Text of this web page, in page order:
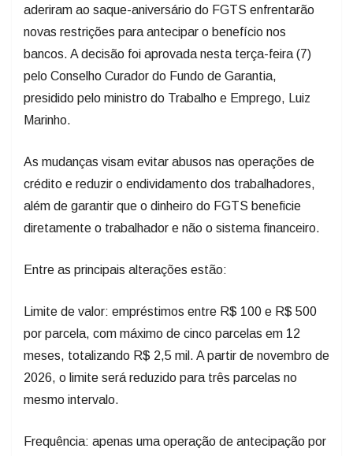
aderiram ao saque-aniversário do FGTS enfrentarão
novas restrições para antecipar o benefício nos
bancos. A decisão foi aprovada nesta terça-feira (7)
pelo Conselho Curador do Fundo de Garantia,
presidido pelo ministro do Trabalho e Emprego, Luiz
Marinho.
As mudanças visam evitar abusos nas operações de
crédito e reduzir o endividamento dos trabalhadores,
além de garantir que o dinheiro do FGTS beneficie
diretamente o trabalhador e não o sistema financeiro.
Entre as principais alterações estão:​
Limite de valor: empréstimos entre R$ 100 e R$ 500
por parcela, com máximo de cinco parcelas em 12
meses, totalizando R$ 2,5 mil. A partir de novembro de
2026, o limite será reduzido para três parcelas no
mesmo intervalo.
Frequência: apenas uma operação de antecipação por